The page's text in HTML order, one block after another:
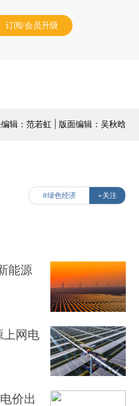
订阅/会员升级
辑：范若虹 | 版面编辑：吴秋晗
#绿色经济 +关注
能源
上网电
价出